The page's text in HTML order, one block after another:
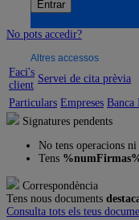
No pots accedir?
Altres accessos
Faci's
client
Servei de cita prèvia
Particulars Empreses Banca
Signatures pendents
No tens operacions
Tens
Correspondència
Tens nous documents
Consulta tots els teus